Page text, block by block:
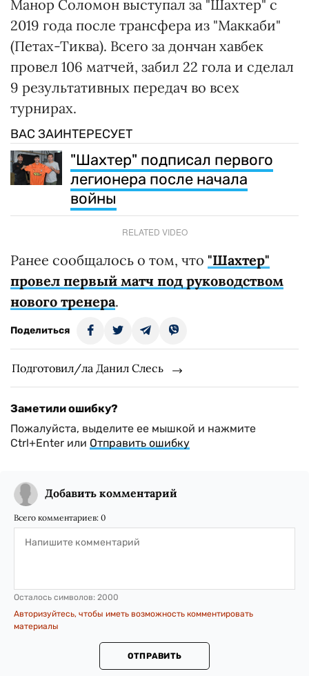
Манор Соломон выступал за "Шахтер" с
2019 года после трансфера из "Маккаби"
(Петах-Тиква). Всего за дончан хавбек
провел 106 матчей, забил 22 гола и сделал
9 результативных передач во всех
турнирах.
ВАС ЗАИНТЕРЕСУЕТ
"Шахтер" подписал первого
легионера после начала
войны
RELATED VIDEO
Ранее сообщалось о том, что "Шахтер"
провел первый матч под руководством
нового тренера.
Поделиться
Подготовил/ла Данил Слесь
Заметили ошибку?
Пожалуйста, выделите ее мышкой и нажмите
Ctrl+Enter или Отправить ошибку
Добавить комментарий
Всего комментариев: 0
Осталось символов: 2000
Авторизуйтесь, чтобы иметь возможность комментировать
материалы
ОТПРАВИТЬ